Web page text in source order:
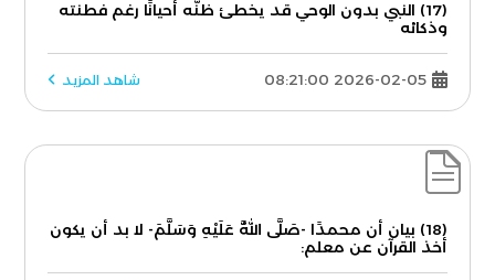
(17) النبي بدون الوحي قد يخطئ ظنّه أحيانًا رغم فطنته
وذكائه
2026-02-05 08:21:00 شاهد المزيد
(18) بيان أن محمدًا -صَلَّى اللَّهُ عَلَيْهِ وَسَلَّمَ- لا بد أن يكون
أخذ القرآن عن معلم: